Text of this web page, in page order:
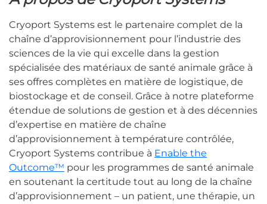
Cryoport Systems est le partenaire complet de la
chaîne d’approvisionnement pour l’industrie des
sciences de la vie qui excelle dans la gestion
spécialisée des matériaux de santé animale grâce à
ses offres complètes en matière de logistique, de
biostockage et de conseil. Grâce à notre plateforme
étendue de solutions de gestion et à des décennies
d’expertise en matière de chaîne
d’approvisionnement à température contrôlée,
Cryoport Systems contribue à Enable the
Outcome™ pour les programmes de santé animale
en soutenant la certitude tout au long de la chaîne
d’approvisionnement – un patient, une thérapie, un